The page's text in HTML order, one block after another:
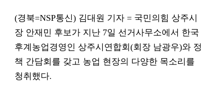
(경북=NSP통신) 김대원 기자 = 국민의힘 상주시
장 안재민 후보가 지난 7일 선거사무소에서 한국
후계농업경영인 상주시연합회(회장 남광우)와 정
책 간담회를 갖고 농업 현장의 다양한 목소리를
청취했다.